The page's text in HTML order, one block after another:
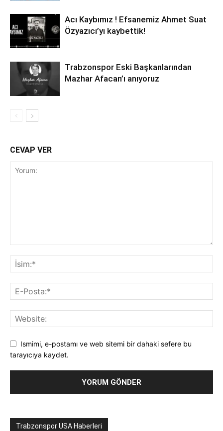
Acı Kaybımız ! Efsanemiz Ahmet Suat
Özyazıcı’yı kaybettik!
Trabzonspor Eski Başkanlarından
Mazhar Afacan’ı anıyoruz
CEVAP VER
Ismimi, e-postamı ve web sitemi bir dahaki sefere bu
tarayıcıya kaydet.
Trabzonspor USA Haberleri